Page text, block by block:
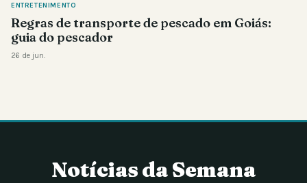
ENTRETENIMENTO
Regras de transporte de pescado em Goiás:
guia do pescador
26 de jun.
Notícias da Semana